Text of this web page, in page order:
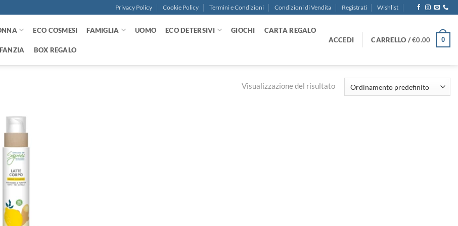
Privacy Policy Cookie Policy Termini e Condizioni Condizioni di Vendita Registrati Wishlist
ECO COSMESI FAMIGLIA UOMO ECO DETERSIVI GIOCHI CARTA REGALO
BOX REGALO
ACCEDI CARRELLO /€0.00 0
Visualizzazione del risultato